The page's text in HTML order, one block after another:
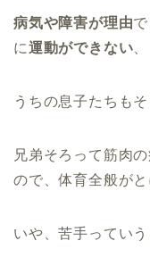
病気や障害が理由
に運動ができない
うちの息子たちもそ
兄弟そろって筋肉
ので、体育全般がと
いや、苦手ってい